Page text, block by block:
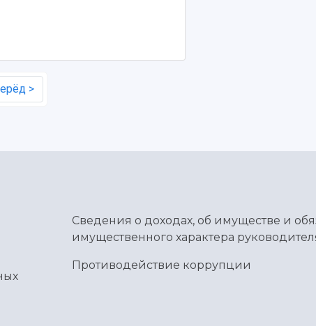
>
Сведения о доходах, об имуществе и
имущественного характера
Противодействие коррупции